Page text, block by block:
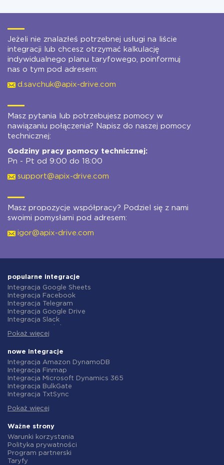
Jeżeli nie znalazłeś potrzebnej usługi na liście
integracji lub chcesz otrzymać kalkulację
indywidualnego planu taryfowego, poinformuj
nas o tym pod adresem:
d.savchuk@apix-drive.com
Masz pytania lub potrzebujesz pomocy w
nawiązaniu połączenia? Napisz do naszej pomocy
technicznej:
Godziny pracy pomocy technicznej:
Pn - Pt od 9:00 do 18:00
support@apix-drive.com
Masz propozycje współpracy? Podziel się z nami
swoimi pomysłami pod adresem:
igor@apix-drive.com
popularne integracje
Integracja Google Sheets
Integracja Facebook
Integracja Telegram
Integracja Google Drive
Integracja Slack
Integracja Gmail
Integracja ClickUp
Integracja Airtable
Integracja Google Contacts
Integracja OpenAI (ChatGPT)
Integracja Instagram
Integracja ActiveCampaign
Integracja Salesforce CRM
Integracja Notion
Integracja AWeber
Integracja Asana
Integracja ZOHO CRM
Pokaż więcej
nowe integracje
Integracja Amazon DynamoDB
Integracja Finmap
Integracja Microsoft Dynamics 365
Integracja BulkGate
Integracja TxtSync
Integracja Corezoid
Integracja Instasent
Integracja AtomPark
Integracja TXTImpact
Integracja Campaign Monitor
Integracja CM.com
Pokaż więcej
Ważne strony
Warunki korzystania
Polityka prywatności
Program partnerski
Taryfy